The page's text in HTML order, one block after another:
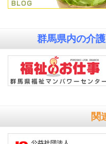
群馬県内の介
関